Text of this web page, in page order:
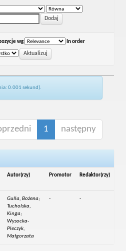
wg In order
0.001 sekund).
1 następny
Autor(rzy) Promotor Redaktor(rzy)
Gulla, Bożena;
Tucholska,
Kinga;
Wysocka-
Pleczyk,
Małgorzata
- -